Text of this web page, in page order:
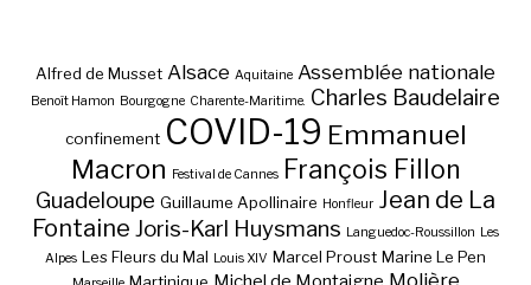
Alfred de Musset Alsace Aquitaine Assemblée nationale
Benoît Hamon Bourgogne Charente-Maritime. Charles Baudelaire
confinement COVID-19 Emmanuel
Macron
Festival de Cannes François Fillon
Guadeloupe Guillaume Apollinaire Honfleur Jean de La
Fontaine Joris-Karl Huysmans Languedoc-Roussillon Les
Alpes Les Fleurs du Mal Louis XIV Marcel Proust Marine Le Pen